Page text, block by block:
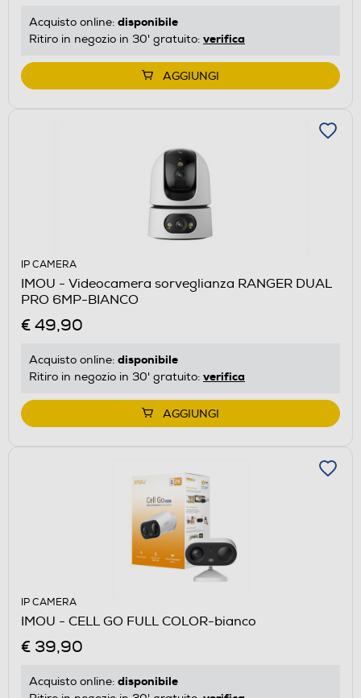
Acquisto online: disponibile
Ritiro in negozio in 30' gratuito: verifica
AGGIUNGI
IP CAMERA
IMOU - Videocamera sorveglianza RANGER DUAL
PRO 6MP-BIANCO
€ 49,90
Acquisto online: disponibile
Ritiro in negozio in 30' gratuito: verifica
AGGIUNGI
IP CAMERA
IMOU - CELL GO FULL COLOR-bianco
€ 39,90
Acquisto online: disponibile